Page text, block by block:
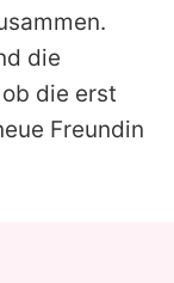
die
die erst
Freundin